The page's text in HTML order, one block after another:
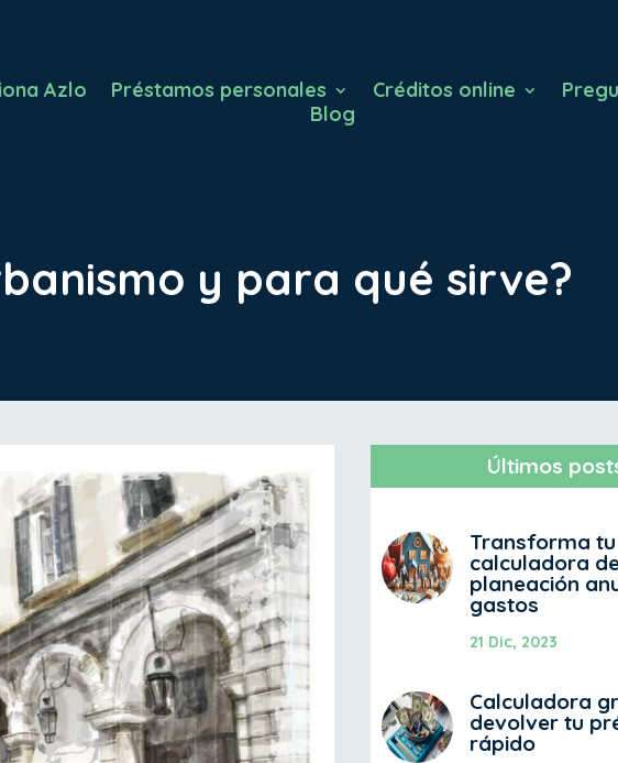
Azlo Préstamos personales Créditos online
Blog
y para qué sirve?
Últimos
Transforma
calculadora
planeación
gastos
21 Dic, 2023
Calculadora
devolver tu
rápido